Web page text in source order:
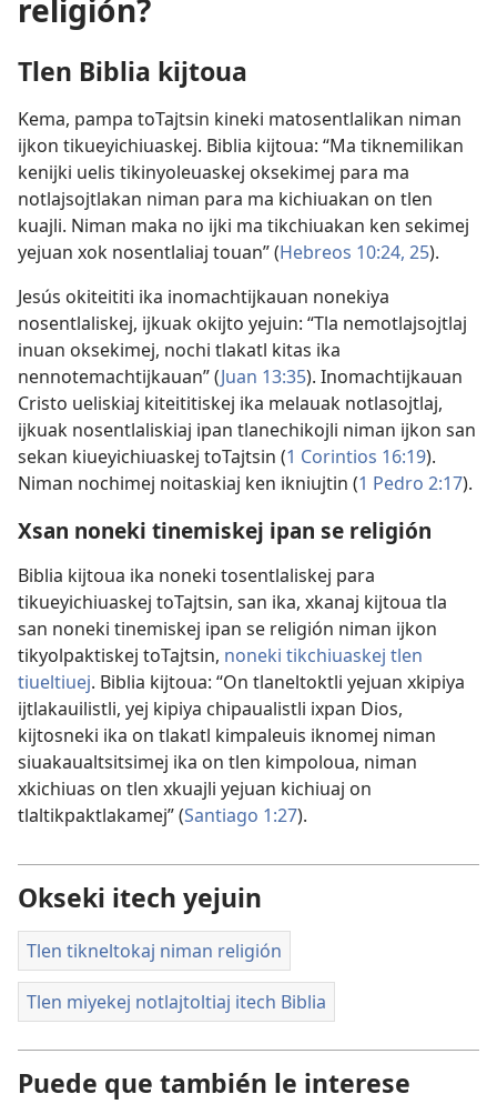
religión?
Tlen Biblia kijtoua
Kema, pampa toTajtsin kineki matosentlalikan niman
ijkon tikueyichiuaskej. Biblia kijtoua: “Ma tiknemilikan
kenijki uelis tikinyoleuaskej oksekimej para ma
notlajsojtlakan niman para ma kichiuakan on tlen
kuajli. Niman maka no ijki ma tikchiuakan ken sekimej
yejuan xok nosentlaliaj touan” (Hebreos 10:24, 25).
Jesús okiteititi ika inomachtijkauan nonekiya
nosentlaliskej, ijkuak okijto yejuin: “Tla nemotlajsojtlaj
inuan oksekimej, nochi tlakatl kitas ika
nennotemachtijkauan” (Juan 13:35). Inomachtijkauan
Cristo ueliskiaj kiteititiskej ika melauak notlasojtlaj,
ijkuak nosentlaliskiaj ipan tlanechikojli niman ijkon san
sekan kiueyichiuaskej toTajtsin (1 Corintios 16:19).
Niman nochimej noitaskiaj ken ikniujtin (1 Pedro 2:17).
Xsan noneki tinemiskej ipan se religión
Biblia kijtoua ika noneki tosentlaliskej para
tikueyichiuaskej toTajtsin, san ika, xkanaj kijtoua tla
san noneki tinemiskej ipan se religión niman ijkon
tikyolpaktiskej toTajtsin, noneki tikchiuaskej tlen
tiueltiuej. Biblia kijtoua: “On tlaneltoktli yejuan xkipiya
ijtlakauilistli, yej kipiya chipaualistli ixpan Dios,
kijtosneki ika on tlakatl kimpaleuis iknomej niman
siuakaualtsitsimej ika on tlen kimpoloua, niman
xkichiuas on tlen xkuajli yejuan kichiuaj on
tlaltikpaktlakamej” (Santiago 1:27).
Okseki itech yejuin
Tlen tikneltokaj niman religión
Tlen miyekej notlajtoltiaj itech Biblia
Puede que también le interese